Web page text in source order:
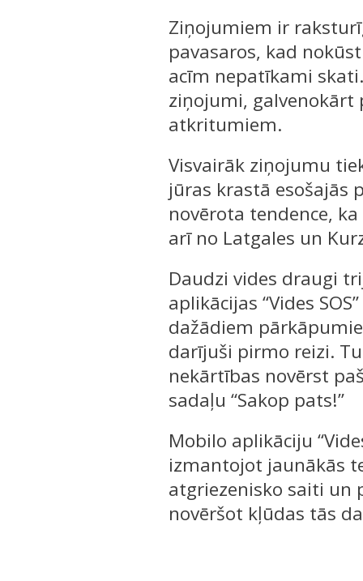
Ziņojumiem ir
pavasaros, kad
acīm nepatīkami skati.
ziņojumi, galvenokārt
atkritumiem.
Visvairāk ziņojumu
jūras krastā esošajās
novērota tendence,
arī no Latgales un
Daudzi vides draugi
aplikācijas “Vides
dažādiem
darījuši pirmo reizi.
nekārtības novērst
sadaļu “Sakop pats!”
Mobilo aplikāciju
izmantojot jaunākās
atgriezenisko saiti
novēršot kļūdas tās